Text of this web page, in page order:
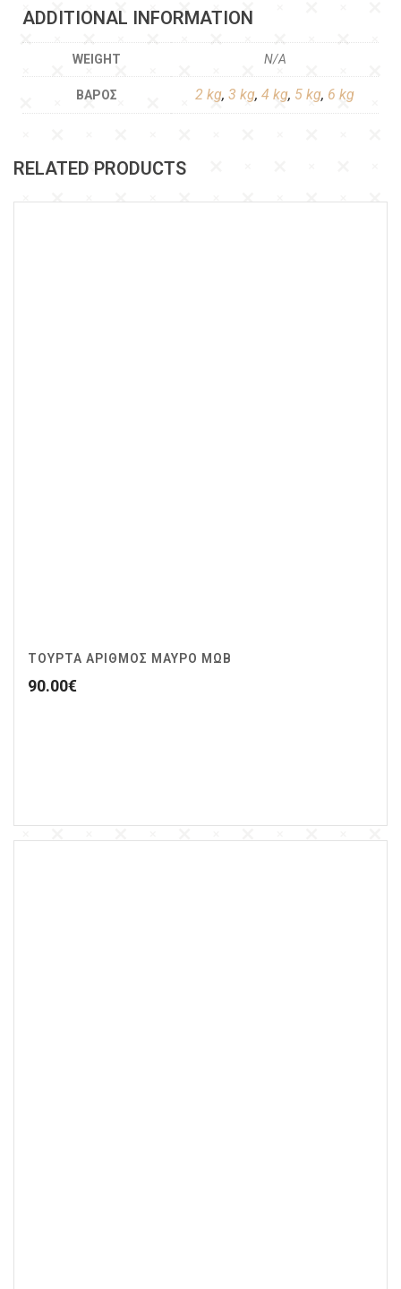
ADDITIONAL INFORMATION
WEIGHT N/A
ΒΆΡΟΣ 2 kg, 3 kg, 4 kg, 5 kg, 6 kg
RELATED PRODUCTS
ΤΟΥΡΤΑ ΑΡΙΘΜΟΣ ΜΑΥΡΟ ΜΩΒ
90.00€